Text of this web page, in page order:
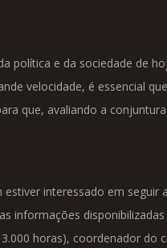
política e da sociedade de
velocidade, é essencial
que, avaliando a
interessado em seguir
informações
horas), coordenador do